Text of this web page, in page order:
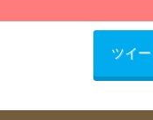
ツイー